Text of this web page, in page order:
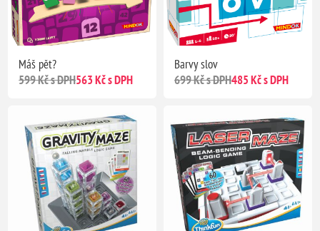
Máš pět?
599 Kč s DPH563 Kč s DPH
Barvy slov
699 Kč s DPH485 Kč s DPH